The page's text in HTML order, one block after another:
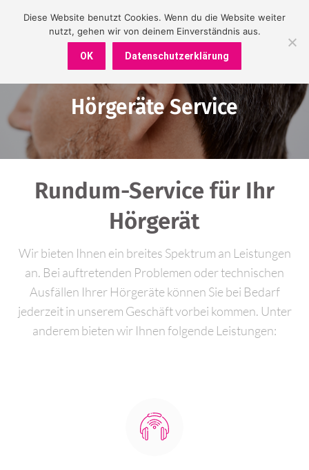
Hörgeräte Service
Sie befinden sich hier:
Rundum-Service für Ihr
Hörgerät
Wir bieten Ihnen ein breites Spektrum an Leistungen
an. Bei auftretenden Problemen oder technischen
Ausfällen Ihrer Hörgeräte können Sie bei Bedarf
jederzeit in unserem Geschäft vorbei kommen. Unter
anderem bieten wir Ihnen folgende Leistungen:
Diese Website benutzt Cookies. Wenn du die Website weiter
nutzt, gehen wir von deinem Einverständnis aus.
OK Datenschutzerklärung